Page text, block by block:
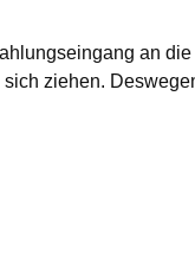
an
ziehen.